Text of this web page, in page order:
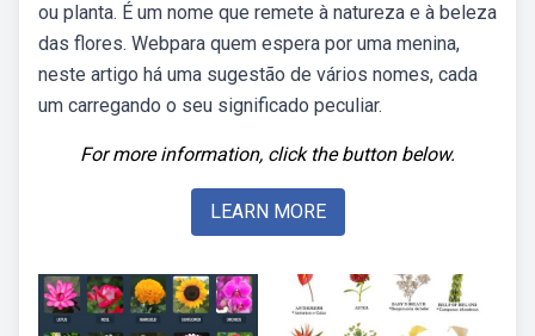
ou planta. É um nome que remete à natureza e à beleza
das flores. Webpara quem espera por uma menina,
neste artigo há uma sugestão de vários nomes, cada
um carregando o seu significado peculiar.
For more information, click the button below.
LEARN MORE